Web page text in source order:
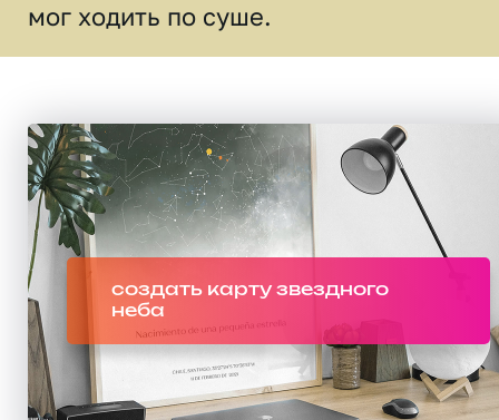
мог ходить по суше.
создать карту звездного
неба